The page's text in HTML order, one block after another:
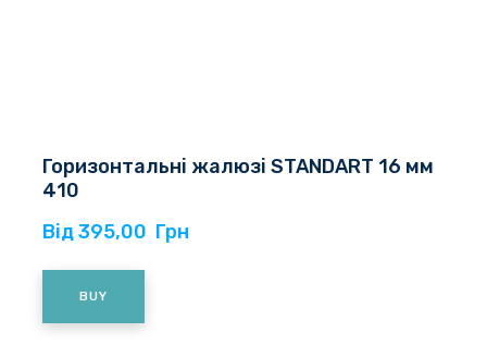
Горизонтальні жалюзі STANDART 16 мм
410
Від 395,00  Грн
BUY